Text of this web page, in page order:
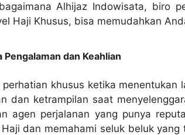
Alhijaz Indowisata, biro
Haji Khusus, bisa memudahkan
Pengalaman dan Keahlian
perhatian khusus ketika menentukan
dan ketrampilan saat
agen perjalanan yang punya
dan memahami seluk beluk